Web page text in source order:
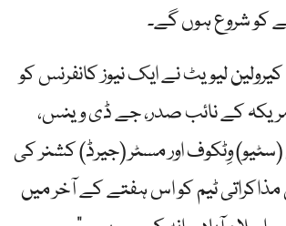
کو شروع ہوں گے۔
لیویٹ نے ایک نیوز کانفرنس کو
کے نائب صدر، جے ڈی وینس،
وِٹکوف اور مسٹر (جیرڈ) کشنر کی
ٹیم کو اس ہفتے کے آخر میں